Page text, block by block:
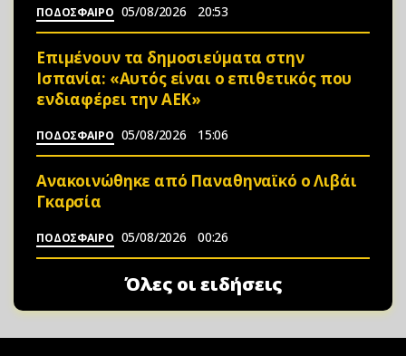
ΠΟΔΟΣΦΑΙΡΟ 05/08/2026 20:53
Επιμένουν τα δημοσιεύματα στην
Ισπανία: «Αυτός είναι ο επιθετικός που
ενδιαφέρει την ΑΕΚ»
ΠΟΔΟΣΦΑΙΡΟ 05/08/2026 15:06
Ανακοινώθηκε από Παναθηναϊκό ο Λιβάι
Γκαρσία
ΠΟΔΟΣΦΑΙΡΟ 05/08/2026 00:26
Όλες οι ειδήσεις